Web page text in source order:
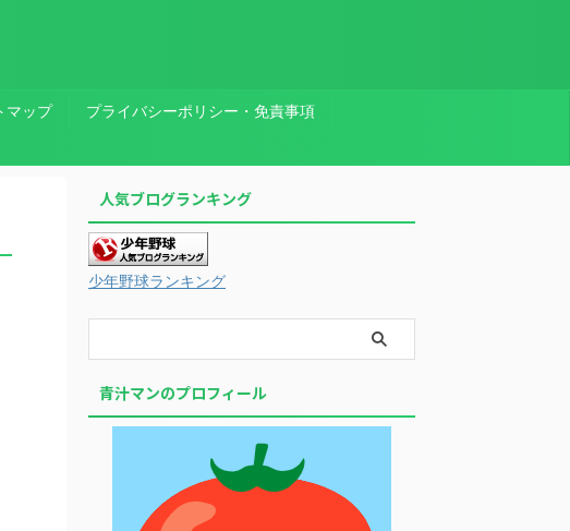
マップ
プライバシーポリシー・免責事項
人気ブログランキング
少年野球ランキング
青汁マンのプロフィール